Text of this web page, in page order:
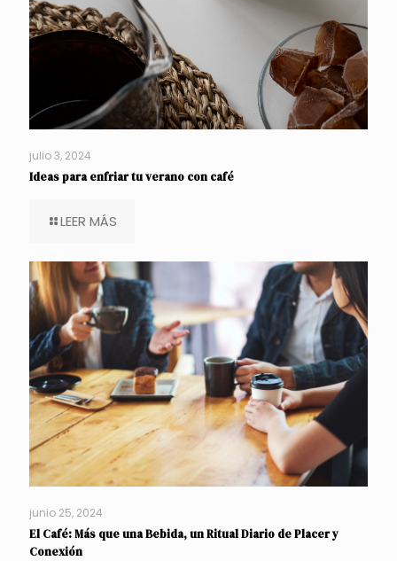
julio 3, 2024
Ideas para enfriar tu verano con café
LEER MÁS
junio 25, 2024
El Café: Más que una Bebida, un Ritual Diario de Placer y
Conexión